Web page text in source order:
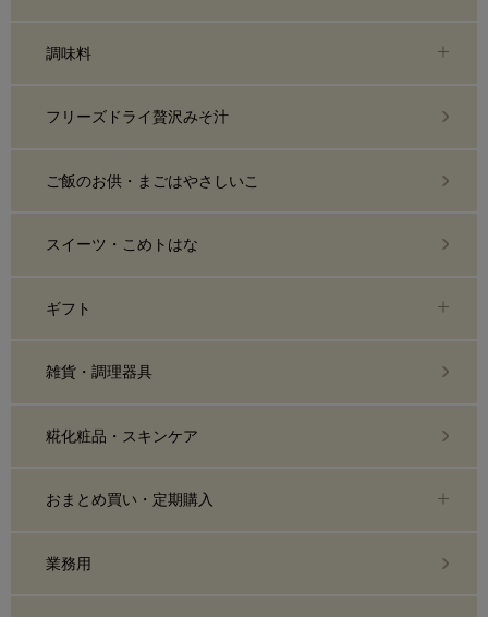
調味料
フリーズドライ贅沢みそ汁
ご飯のお供・まごはやさしいこ
スイーツ・こめトはな
ギフト
雑貨・調理器具
糀化粧品・スキンケア
おまとめ買い・定期購入
業務用